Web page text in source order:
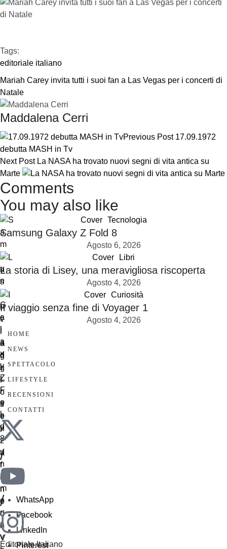
Tags:
editoriale italiano
Mariah Carey invita tutti i suoi fan a Las Vegas per i concerti di
Natale
Maddalena Cerri
Previous Post 17.09.1972
debutta MASH in Tv
Next Post La NASA ha trovato nuovi segni di vita antica su
Marte
Comments
You may also like
Cover Tecnologia
Samsung Galaxy Z Fold 8
Agosto 6, 2026
Cover
Libri
La storia di Lisey, una meravigliosa riscoperta
Agosto 4, 2026
Cover
Curiosità
Il viaggio senza fine di Voyager 1
Agosto 4, 2026
HOME
NEWS
SPETTACOLO
LIFESTYLE
RECENSIONI
CONTATTI
/
/
Editoriale Italiano
WhatsApp
Facebook
LinkedIn
Pinterest